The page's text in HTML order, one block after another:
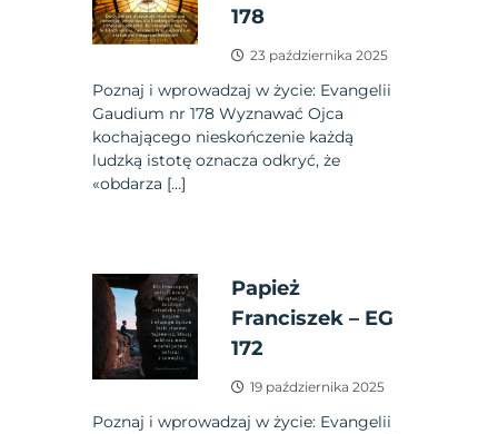
178
23 października 2025
Poznaj i wprowadzaj w życie: Evangelii
Gaudium nr 178 Wyznawać Ojca
kochającego nieskończenie każdą
ludzką istotę oznacza odkryć, że
«obdarza […]
Papież
Franciszek – EG
172
19 października 2025
Poznaj i wprowadzaj w życie: Evangelii